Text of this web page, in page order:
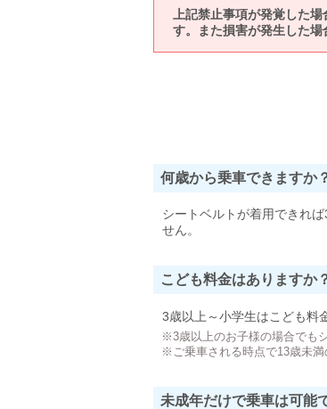
上記禁止事項が発覚した
す。また損害が発生した場
何歳から乗車できますか
シートベルトが着用できれ
せん。
こども料金はありますか
3歳以上～小学生はこども料
※3歳以上のお子様の場合でも
※ご乗車される時点で13歳未満
未成年だけで乗車は可能